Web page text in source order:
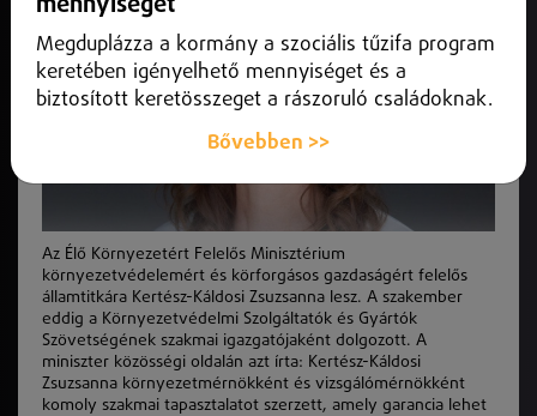
Az Élő Környezetért Felelős Minisztérium
környezetvédelemért és körforgásos gazdaságért felelős
államtitkára Kertész-Káldosi Zsuzsanna lesz. A szakember
eddig a Környezetvédelmi Szolgáltatók és Gyártók
Szövetségének szakmai igazgatójaként dolgozott. A
miniszter közösségi oldalán azt írta: Kertész-Káldosi
Zsuzsanna környezetmérnökként és vizsgálómérnökként
komoly szakmai tapasztalatot szerzett, amely garancia lehet
mennyiséget
Megduplázza a kormány a szociális tűzifa program
keretében igényelhető mennyiséget és a
biztosított keretösszeget a rászoruló családoknak.
Bővebben >>